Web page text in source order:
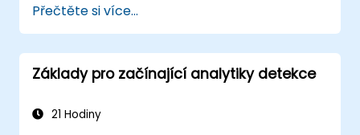
využitelné k analýze rizik.
Provádět pokročilou analýzu hrozeb.
Využívat platformy pro kybernetickou
inteligenci (TIP) a automatizovat
Přečtěte si více...
Základy pro začínající analytiky detekce
21 Hodiny